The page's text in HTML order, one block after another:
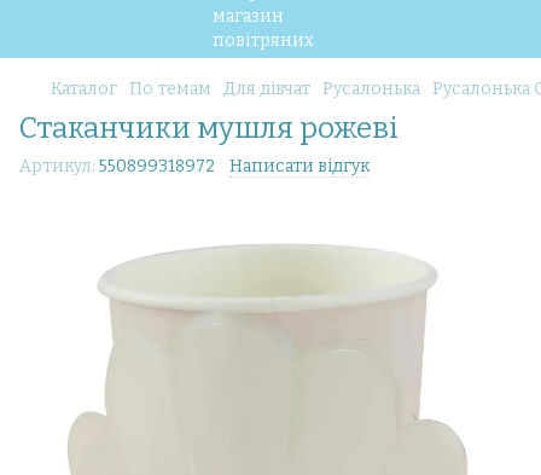
Каталог По темам Для дівчат Русалонька Русалонька
Стаканчики мушля рожеві
Артикул: 550899318972 Написати відгук